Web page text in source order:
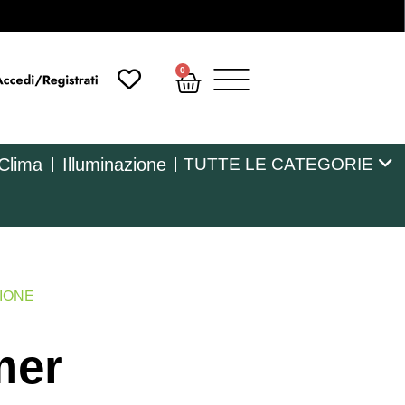
0
Illuminazione TUTTE LE CATEGORIE